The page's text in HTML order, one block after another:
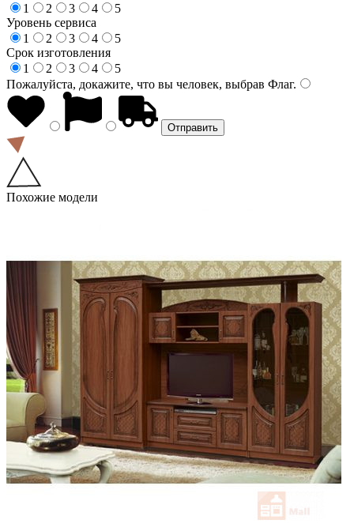
1
2 3 4
5
Уровень сервиса
1
2 3 4
5
Срок изготовления
1
2 3 4
5
Пожалуйста, докажите, что вы человек, выбрав Флаг.
Похожие модели